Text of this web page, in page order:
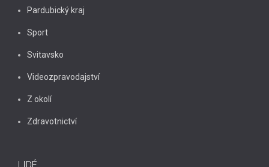
Pardubický kraj
Sport
Svitavsko
Videozpravodajství
Z okolí
Zdravotnictví